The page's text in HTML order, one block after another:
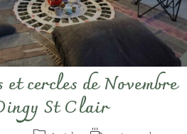
cercles de Novembre
St Clair